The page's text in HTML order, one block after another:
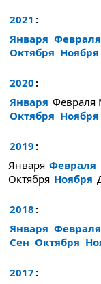
2021 :
Января Февраля
Октября Ноября
2020 :
Января Февраля
Октября Ноября
2019 :
Января Февраля
Октября Ноября
2018 :
Января Февраля
Сен Октября
2017 :